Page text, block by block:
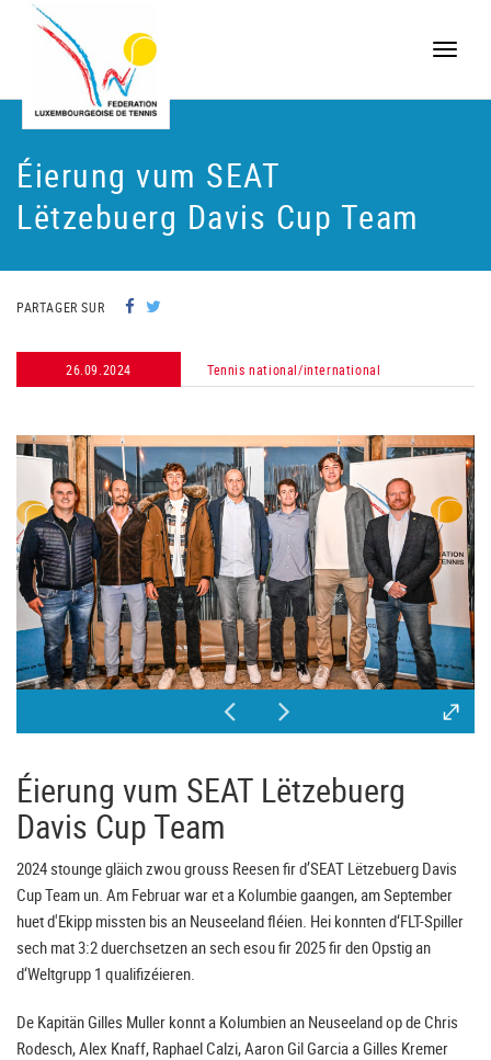
Toggle
Éierung vum SEAT
Lëtzebuerg Davis Cup Team
PARTAGER SUR
26.09.2024 Tennis national/international
Éierung vum SEAT Lëtzebuerg
Davis Cup Team
2024 stounge gläich zwou grouss Reesen fir d’SEAT Lëtzebuerg Davis
Cup Team un. Am Februar war et a Kolumbie gaangen, am September
huet d'Ekipp missten bis an Neuseeland fléien. Hei konnten d‘FLT-Spiller
sech mat 3:2 duerchsetzen an sech esou fir 2025 fir den Opstig an
d‘Weltgrupp 1 qualifizéieren.
De Kapitän Gilles Muller konnt a Kolumbien an Neuseeland op de Chris
Rodesch, Alex Knaff, Raphael Calzi, Aaron Gil Garcia a Gilles Kremer